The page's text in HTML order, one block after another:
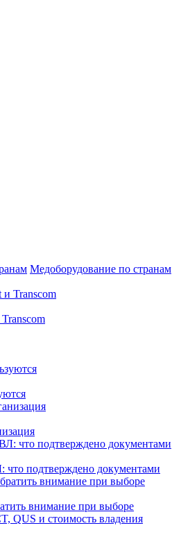
Медоборудование по странам
подтверждено документами
внимание при выборе